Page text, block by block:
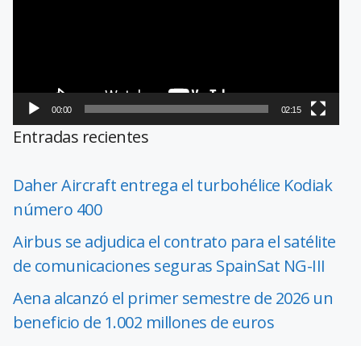
00:00 02:15
Entradas recientes
Daher Aircraft entrega el turbohélice Kodiak
número 400
Airbus se adjudica el contrato para el satélite
de comunicaciones seguras SpainSat NG-III
Aena alcanzó el primer semestre de 2026 un
beneficio de 1.002 millones de euros